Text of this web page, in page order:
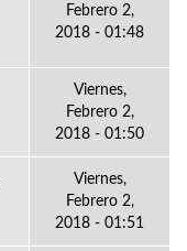
Febrero 2,
2018 - 01:48
Viernes,
Febrero 2,
2018 - 01:50
Viernes,
Febrero 2,
2018 - 01:51